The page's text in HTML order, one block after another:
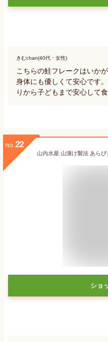
きむchan(40代・女性)
こちらの鮭フレークはいか
身体にも優しくて安心です
りから子どもまで安心して
no. 22
ショ